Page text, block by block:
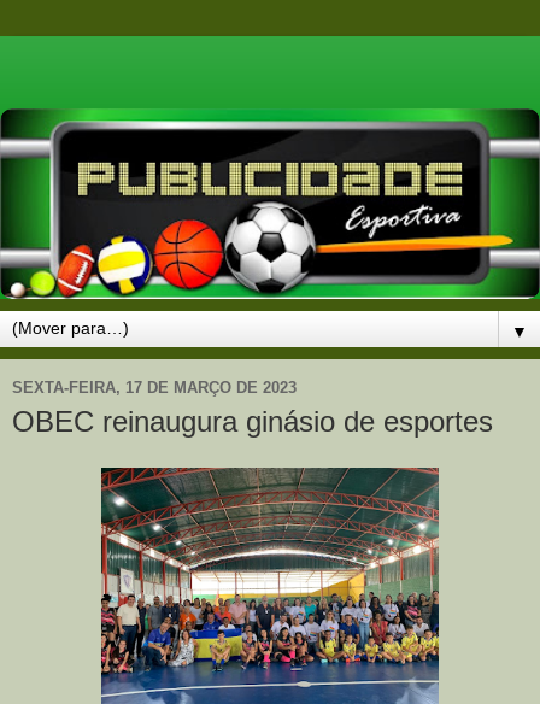
▼
SEXTA-FEIRA, 17 DE MARÇO DE 2023
OBEC reinaugura ginásio de esportes